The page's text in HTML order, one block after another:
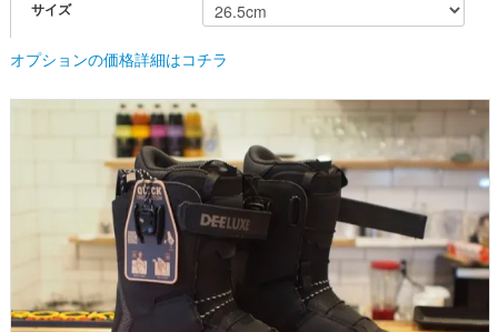
サイズ
オプションの価格詳細はコチラ